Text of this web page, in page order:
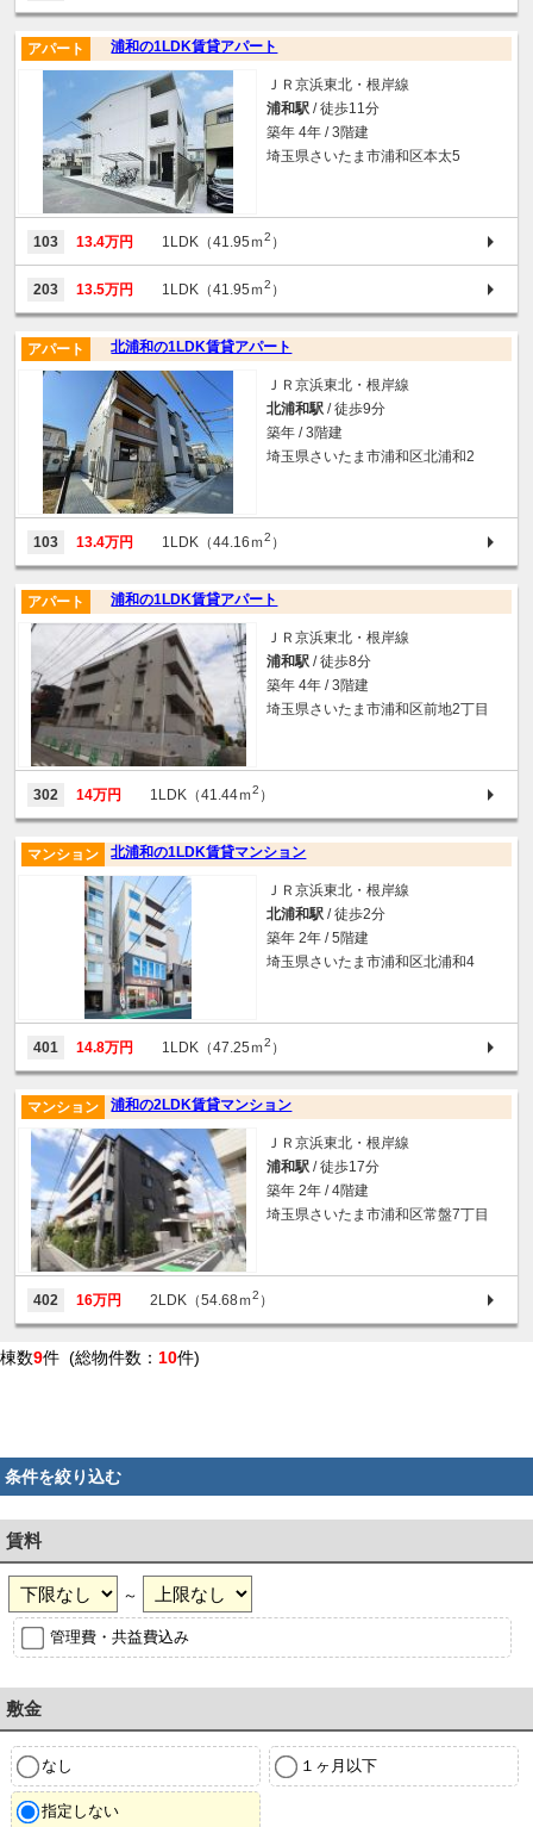
浦和の1LDK賃貸アパート
アパート
ＪＲ京浜東北・根岸線
浦和駅 / 徒歩11分
築年 4年 / 3階建
埼玉県さいたま市浦和区本太5
103 13.4万円 1LDK（41.95ｍ2 ）
203 13.5万円 1LDK（41.95ｍ2 ）
北浦和の1LDK賃貸アパート
アパート
ＪＲ京浜東北・根岸線
北浦和駅 / 徒歩9分
築年 / 3階建
埼玉県さいたま市浦和区北浦和2
103 13.4万円 1LDK（44.16ｍ2 ）
浦和の1LDK賃貸アパート
アパート
ＪＲ京浜東北・根岸線
浦和駅 / 徒歩8分
築年 4年 / 3階建
埼玉県さいたま市浦和区前地2丁目
302 14万円 1LDK（41.44ｍ2 ）
北浦和の1LDK賃貸マンション
マンション
ＪＲ京浜東北・根岸線
北浦和駅 / 徒歩2分
築年 2年 / 5階建
埼玉県さいたま市浦和区北浦和4
401 14.8万円 1LDK（47.25ｍ2 ）
浦和の2LDK賃貸マンション
マンション
ＪＲ京浜東北・根岸線
浦和駅 / 徒歩17分
築年 2年 / 4階建
埼玉県さいたま市浦和区常盤7丁目
402 16万円 2LDK（54.68ｍ2 ）
棟数9件 (総物件数： 10件)
条件を絞り込む
賃料
～
管理費・共益費込み
敷金
なし １ヶ月以下
指定しない